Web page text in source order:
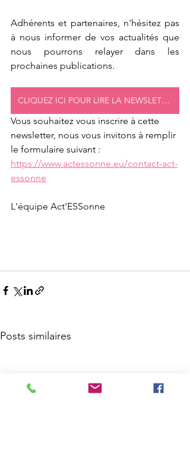
Adhérents et partenaires, n'hésitez pas
à nous informer de vos actualités que
nous pourrons relayer dans les
prochaines publications.
CLIQUEZ ICI POUR LIRE LA NEWSLETTER
Vous souhaitez vous inscrire à cette
newsletter, nous vous invitons à remplir
le formulaire suivant :
https://www.actessonne.eu/contact-act-
essonne
L'équipe Act'ESSonne
Posts similaires